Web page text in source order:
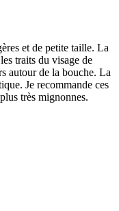
et de petite taille. La
traits du visage de
autour de la bouche. La
Je recommande ces
très mignonnes.